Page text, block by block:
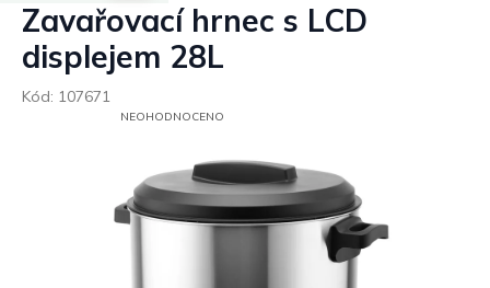
Zavařovací hrnec s LCD
displejem 28L
Kód: 107671
PRŮMĚRNÉNEOHODNOCENO